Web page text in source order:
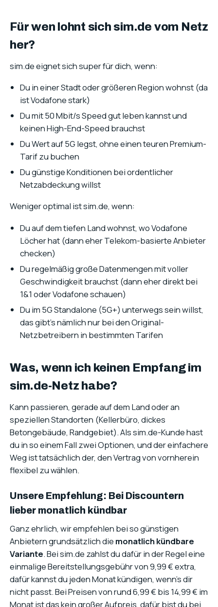
Für wen lohnt sich sim.de vom Netz
her?
sim.de eignet sich super für dich, wenn:
Du in einer Stadt oder größeren Region wohnst (da
ist Vodafone stark)
Du mit 50 Mbit/s Speed gut leben kannst und
keinen High-End-Speed brauchst
Du Wert auf 5G legst, ohne einen teuren Premium-
Tarif zu buchen
Du günstige Konditionen bei ordentlicher
Netzabdeckung willst
Weniger optimal ist sim.de, wenn:
Du auf dem tiefen Land wohnst, wo Vodafone
Löcher hat (dann eher Telekom-basierte Anbieter
checken)
Du regelmäßig große Datenmengen mit voller
Geschwindigkeit brauchst (dann eher direkt bei
1&1 oder Vodafone schauen)
Du im 5G Standalone (5G+) unterwegs sein willst,
das gibt’s nämlich nur bei den Original-
Netzbetreibern in bestimmten Tarifen
Was, wenn ich keinen Empfang im
sim.de-Netz habe?
Kann passieren, gerade auf dem Land oder an
speziellen Standorten (Kellerbüro, dickes
Betongebäude, Randgebiet). Als sim.de-Kunde hast
du in so einem Fall zwei Optionen, und der einfachere
Weg ist tatsächlich der, den Vertrag von vornherein
flexibel zu wählen.
Unsere Empfehlung: Bei Discountern
lieber monatlich kündbar
Ganz ehrlich, wir empfehlen bei so günstigen
Anbietern grundsätzlich die monatlich kündbare
Variante. Bei sim.de zahlst du dafür in der Regel eine
einmalige Bereitstellungsgebühr von 9,99 € extra,
dafür kannst du jeden Monat kündigen, wenn’s dir
nicht passt. Bei Preisen von rund 6,99 € bis 14,99 € im
Monat ist das kein großer Aufpreis, dafür bist du bei